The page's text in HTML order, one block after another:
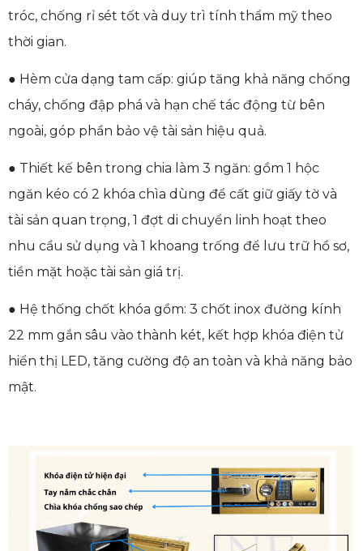
tróc, chống rỉ sét tốt và duy trì tính thẩm mỹ theo
thời gian.
● Hèm cửa dạng tam cấp: giúp tăng khả năng chống
cháy, chống đập phá và hạn chế tác động từ bên
ngoài, góp phần bảo vệ tài sản hiệu quả.
● Thiết kế bên trong chia làm 3 ngăn: gồm 1 hộc
ngăn kéo có 2 khóa chìa dùng để cất giữ giấy tờ và
tài sản quan trọng, 1 đợt di chuyển linh hoạt theo
nhu cầu sử dụng và 1 khoang trống để lưu trữ hồ sơ,
tiền mặt hoặc tài sản giá trị.
● Hệ thống chốt khóa gồm: 3 chốt inox đường kính
22 mm gắn sâu vào thành két, kết hợp khóa điện tử
hiển thị LED, tăng cường độ an toàn và khả năng bảo
mật.